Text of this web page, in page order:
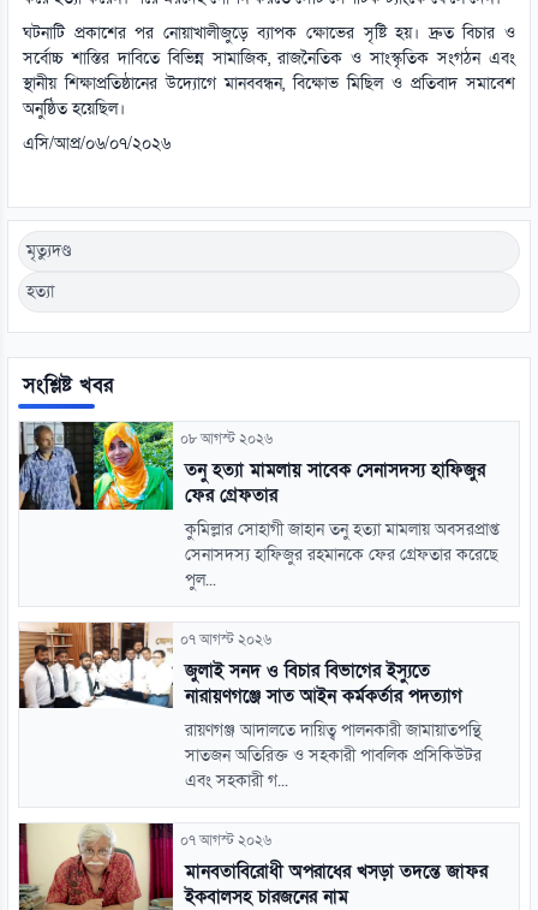
ঘটনাটি প্রকাশের পর নোয়াখালীজুড়ে ব্যাপক ক্ষোভের সৃষ্টি হয়। দ্রুত বিচার ও
সর্বোচ্চ শাস্তির দাবিতে বিভিন্ন সামাজিক, রাজনৈতিক ও সাংস্কৃতিক সংগঠন এবং
স্থানীয় শিক্ষাপ্রতিষ্ঠানের উদ্যোগে মানববন্ধন, বিক্ষোভ মিছিল ও প্রতিবাদ সমাবেশ
অনুষ্ঠিত হয়েছিল।
এসি/আপ্র/০৬/০৭/২০২৬
মৃত্যুদণ্ড
হত্যা
সংশ্লিষ্ট খবর
০৮ আগস্ট ২০২৬
তনু হত্যা মামলায় সাবেক সেনাসদস্য হাফিজুর
ফের গ্রেফতার
কুমিল্লার সোহাগী জাহান তনু হত্যা মামলায় অবসরপ্রাপ্ত
সেনাসদস্য হাফিজুর রহমানকে ফের গ্রেফতার করেছে
পুল...
০৭ আগস্ট ২০২৬
জুলাই সনদ ও বিচার বিভাগের ইস্যুতে
নারায়ণগঞ্জে সাত আইন কর্মকর্তার পদত্যাগ
রায়ণগঞ্জ আদালতে দায়িত্ব পালনকারী জামায়াতপন্থি
সাতজন অতিরিক্ত ও সহকারী পাবলিক প্রসিকিউটর
এবং সহকারী গ...
০৭ আগস্ট ২০২৬
মানবতাবিরোধী অপরাধের খসড়া তদন্তে জাফর
ইকবালসহ চারজনের নাম